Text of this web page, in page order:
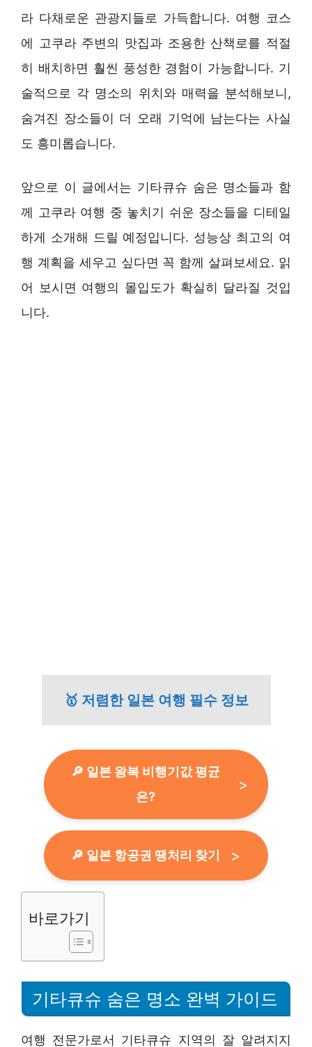
라 다채로운 관광지들로 가득합니다. 여행 코스
에 고쿠라 주변의 맛집과 조용한 산책로를 적절
히 배치하면 훨씬 풍성한 경험이 가능합니다. 기
술적으로 각 명소의 위치와 매력을 분석해보니,
숨겨진 장소들이 더 오래 기억에 남는다는 사실
도 흥미롭습니다.
앞으로 이 글에서는 기타큐슈 숨은 명소들과 함
께 고쿠라 여행 중 놓치기 쉬운 장소들을 디테일
하게 소개해 드릴 예정입니다. 성능상 최고의 여
행 계획을 세우고 싶다면 꼭 함께 살펴보세요. 읽
어 보시면 여행의 몰입도가 확실히 달라질 것입
니다.
🥇 저렴한 일본 여행 필수 정보
🔎 일본 왕복 비행기값 평균
은?
🔎 일본 항공권 땡처리 찾기
바로가기
기타큐슈 숨은 명소 완벽 가이드
여행 전문가로서 기타큐슈 지역의 잘 알려지지